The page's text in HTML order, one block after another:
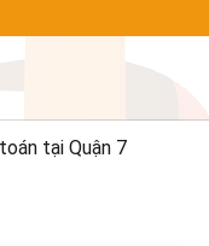
tại Quận 7